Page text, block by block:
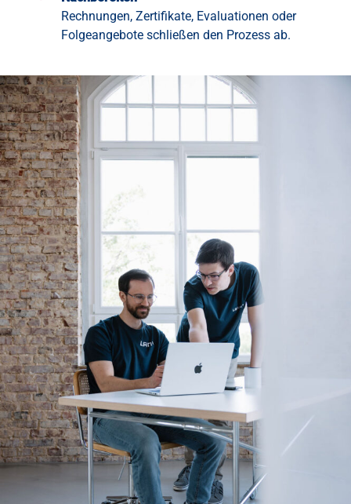
Rechnungen, Zertifikate, Evaluationen oder
Folgeangebote schließen den Prozess ab.